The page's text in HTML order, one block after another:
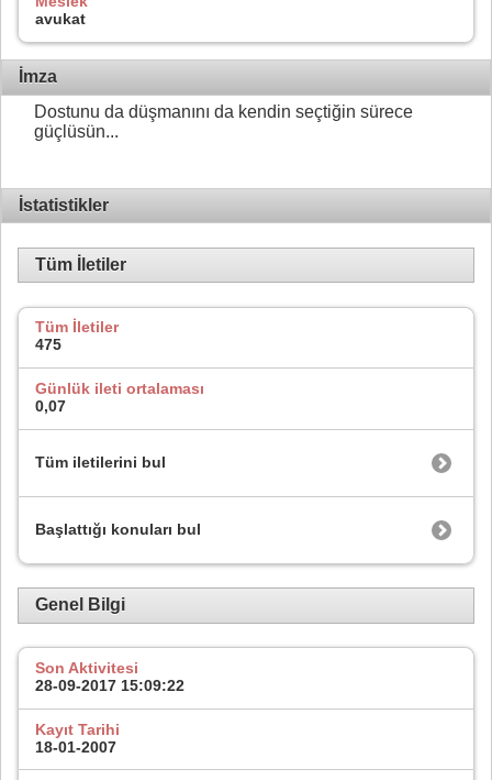
avukat
İmza
Dostunu da düşmanını da kendin seçtiğin sürece
güçlüsün...
İstatistikler
Tüm İletiler
Tüm İletiler
475
Günlük ileti ortalaması
0,07
Tüm iletilerini bul
Başlattığı konuları bul
Genel Bilgi
Son Aktivitesi
28-09-2017 15:09:22
Kayıt Tarihi
18-01-2007